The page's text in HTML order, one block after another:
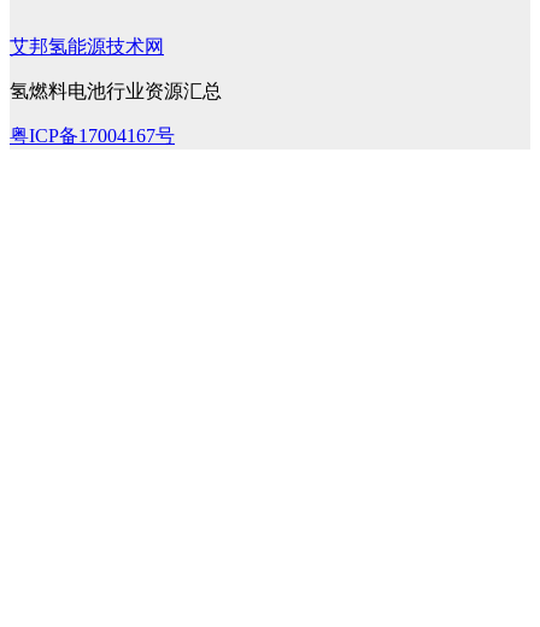
艾邦氢能源技术网
氢燃料电池行业资源汇总
粤ICP备17004167号